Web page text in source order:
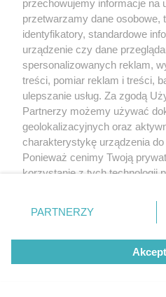
przechowujemy informacje na
przetwarzamy dane osobowe,
identyfikatory, standardowe
urządzenie czy dane
spersonalizowanych reklam,
treści, pomiar reklam i treści,
ulepszanie usług. Za zgodą
Partnerzy możemy używać
geolokalizacyjnych oraz
charakterystykę urządzenia
Ponieważ cenimy Twoją
korzystanie z tych technologii
zmienić/wycofać klikając
znajdujący się w lewym
rodzaje przetwarzania danych
użytkownika, ale masz prawo
przetwarzaniu. Preferencje
PARTNERZY